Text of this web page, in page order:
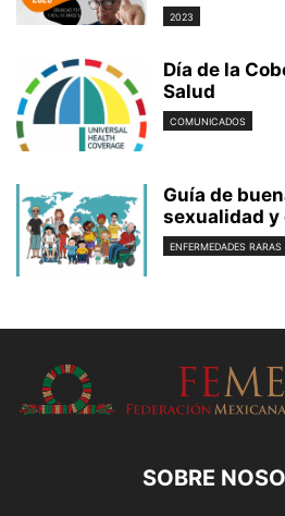
2023
Día de la
Salud
COMUNICADOS
Guía de
sexualidad y
ENFERMEDADES RARAS
SOBRE